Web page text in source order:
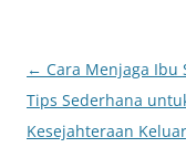
Post
navigation
← Cara Menjaga Ibu
Tips Sederhana
Kesejahteraan